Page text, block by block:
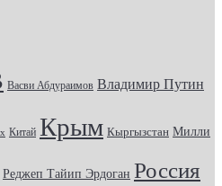
Васви Абдураимов Владимир Путин
Китай Крым Кыргызстан Милли
Реджеп Тайип Эрдоган Россия